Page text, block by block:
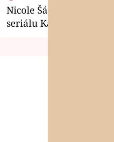
Nicole Šáchová získala
seriálu Kamarádi